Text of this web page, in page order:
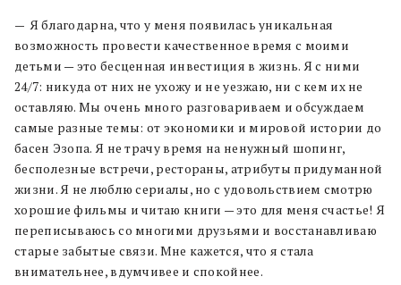
— Я благодарна, что у меня появилась уникальная
возможность провести качественное время с моими
детьми — это бесценная инвестиция в жизнь. Я с ними
24/7: никуда от них не ухожу и не уезжаю, ни с кем их не
оставляю. Мы очень много разговариваем и обсуждаем
самые разные темы: от экономики и мировой истории до
басен Эзопа. Я не трачу время на ненужный шопинг,
бесполезные встречи, рестораны, атрибуты придуманной
жизни. Я не люблю сериалы, но с удовольствием смотрю
хорошие фильмы и читаю книги — это для меня счастье! Я
переписываюсь со многими друзьями и восстанавливаю
старые забытые связи. Мне кажется, что я стала
внимательнее, вдумчивее и спокойнее.